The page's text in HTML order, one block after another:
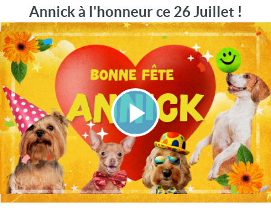
Annick à l'honneur ce 26 Juillet !
Lire
la